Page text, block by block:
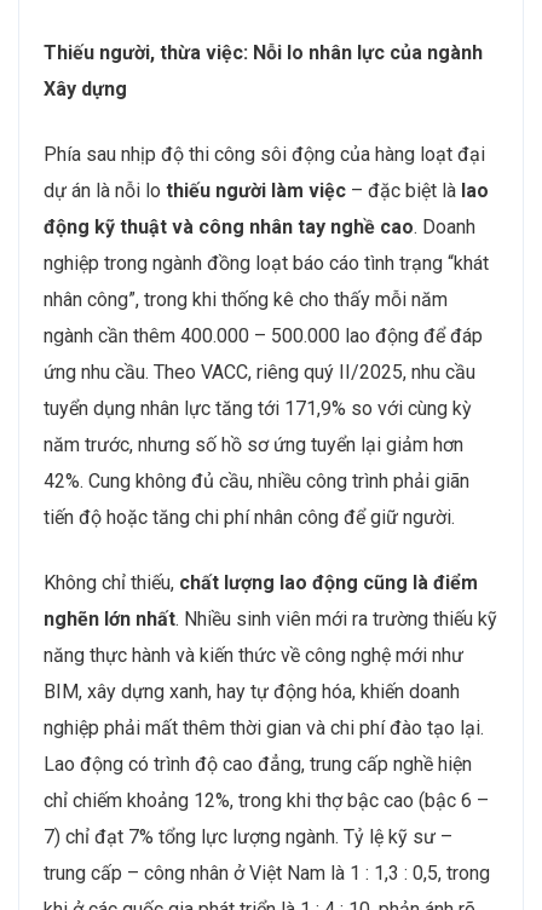
Thiếu người, thừa việc: Nỗi lo nhân lực của ngành
Xây dựng
Phía sau nhịp độ thi công sôi động của hàng loạt đại
dự án là nỗi lo thiếu người làm việc – đặc biệt là lao
động kỹ thuật và công nhân tay nghề cao. Doanh
nghiệp trong ngành đồng loạt báo cáo tình trạng “khát
nhân công”, trong khi thống kê cho thấy mỗi năm
ngành cần thêm 400.000 – 500.000 lao động để đáp
ứng nhu cầu. Theo VACC, riêng quý II/2025, nhu cầu
tuyển dụng nhân lực tăng tới 171,9% so với cùng kỳ
năm trước, nhưng số hồ sơ ứng tuyển lại giảm hơn
42%. Cung không đủ cầu, nhiều công trình phải giãn
tiến độ hoặc tăng chi phí nhân công để giữ người.
Không chỉ thiếu, chất lượng lao động cũng là điểm
nghẽn lớn nhất. Nhiều sinh viên mới ra trường thiếu kỹ
năng thực hành và kiến thức về công nghệ mới như
BIM, xây dựng xanh, hay tự động hóa, khiến doanh
nghiệp phải mất thêm thời gian và chi phí đào tạo lại.
Lao động có trình độ cao đẳng, trung cấp nghề hiện
chỉ chiếm khoảng 12%, trong khi thợ bậc cao (bậc 6 –
7) chỉ đạt 7% tổng lực lượng ngành. Tỷ lệ kỹ sư –
trung cấp – công nhân ở Việt Nam là 1 : 1,3 : 0,5, trong